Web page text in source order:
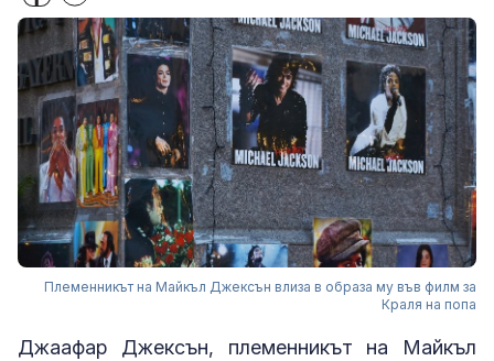
Племенникът на Майкъл Джексън влиза в образа му във филм за
Краля на попа
Джаафар Джексън, племенникът на Майкъл